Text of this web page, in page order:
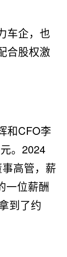
车企，也
合股权激
和CFO李
。2024
高管，薪
一位薪酬
到了约